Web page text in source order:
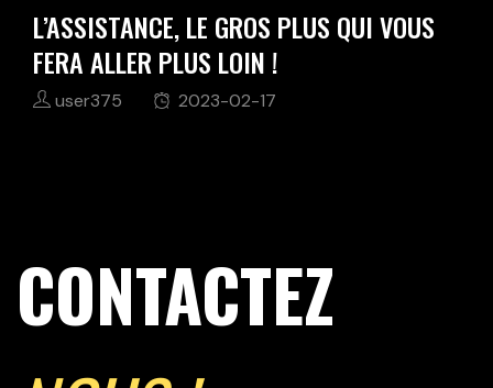
L’ASSISTANCE, LE GROS PLUS QUI VOUS
FERA ALLER PLUS LOIN !
user375 2023-02-17
CONTACTEZ